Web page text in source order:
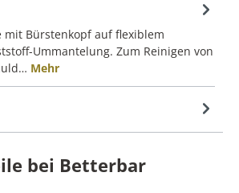
Bürstenkopf auf flexiblem
Ummantelung. Zum Reinigen von
Mehr
bei Betterbar